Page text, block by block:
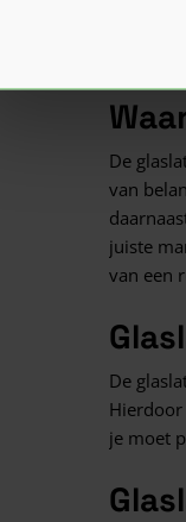
De
van
juiste
van een
De
je moet